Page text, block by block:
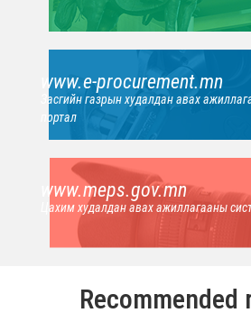
www.e-procurement.mn
Засгийн газрын худалдан авах
портал
www.meps.gov.mn
Цахим худалдан авах ажиллагааны
Recommended